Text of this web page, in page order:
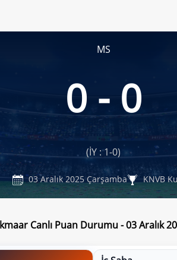
MS
0 - 0
(İY : 1-0)
03 Aralık 2025 Çarşamba KNVB
Canlı Puan Durumu - 03 Aralık